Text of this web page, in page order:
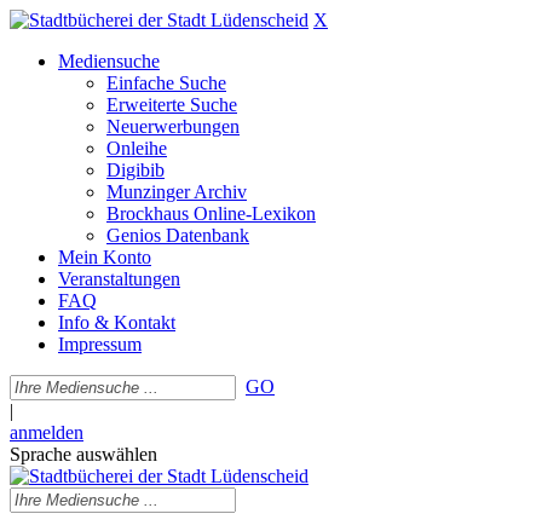
X
Mediensuche
Einfache Suche
Erweiterte Suche
Neuerwerbungen
Onleihe
Digibib
Munzinger Archiv
Brockhaus Online-Lexikon
Genios Datenbank
Mein Konto
Veranstaltungen
FAQ
Info & Kontakt
Impressum
GO
|
anmelden
Sprache auswählen